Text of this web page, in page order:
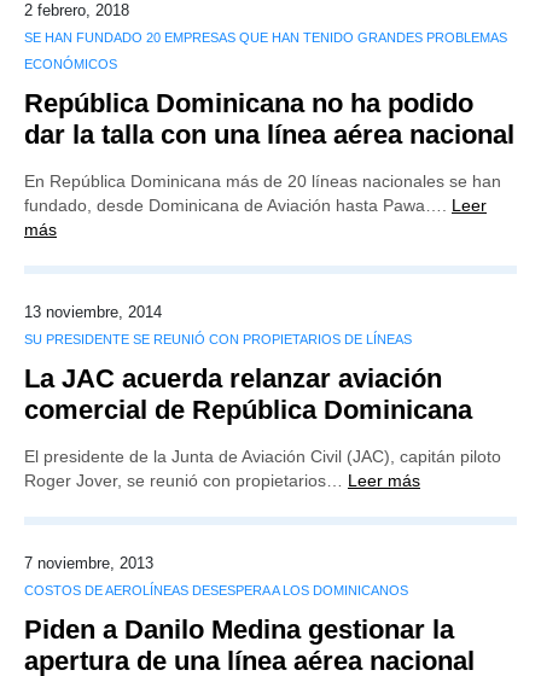
2 febrero, 2018
SE HAN FUNDADO 20 EMPRESAS QUE HAN TENIDO GRANDES PROBLEMAS
ECONÓMICOS
República Dominicana no ha podido
dar la talla con una línea aérea nacional
En República Dominicana más de 20 líneas nacionales se han
fundado, desde Dominicana de Aviación hasta Pawa…. Leer
más
13 noviembre, 2014
SU PRESIDENTE SE REUNIÓ CON PROPIETARIOS DE LÍNEAS
La JAC acuerda relanzar aviación
comercial de República Dominicana
El presidente de la Junta de Aviación Civil (JAC), capitán piloto
Roger Jover, se reunió con propietarios… Leer más
7 noviembre, 2013
COSTOS DE AEROLÍNEAS DESESPERA A LOS DOMINICANOS
Piden a Danilo Medina gestionar la
apertura de una línea aérea nacional